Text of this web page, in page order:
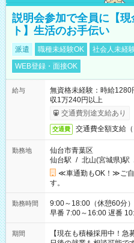
説明会参加で全員に【
ト】生活のお手伝い
派遣 職種未経験OK 社会人未経
WEB登録・面接OK
給与
無資格未経験：時給
収1万240円以上
交通費別途支給あり
交通費 交通費全額支給（
勤務地
仙台市青葉区
仙台駅 / 北山(宮城県)駅
≪車通勤もOK！≫ご自
す。
勤務時間
9:00～18:00（休憩60分） ■ご希望があれば下記シフトもOK！
早番 7:00～16:00 遅番 10:00～19:00 「家
い」 「余裕を持って夕
たくない」 など、ご希望を教え
期間
【現在も積極採用中！